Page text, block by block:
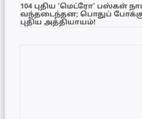
104 புதிய ‘மெட்ரோ’ பஸ்கள்
வந்தடைந்தன; பொதுப்
புதிய அத்தியாயம்!